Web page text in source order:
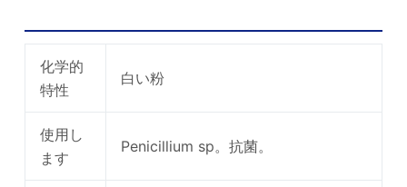
化学的
特性
白い粉
使用し
ます
Penicillium sp。抗菌。